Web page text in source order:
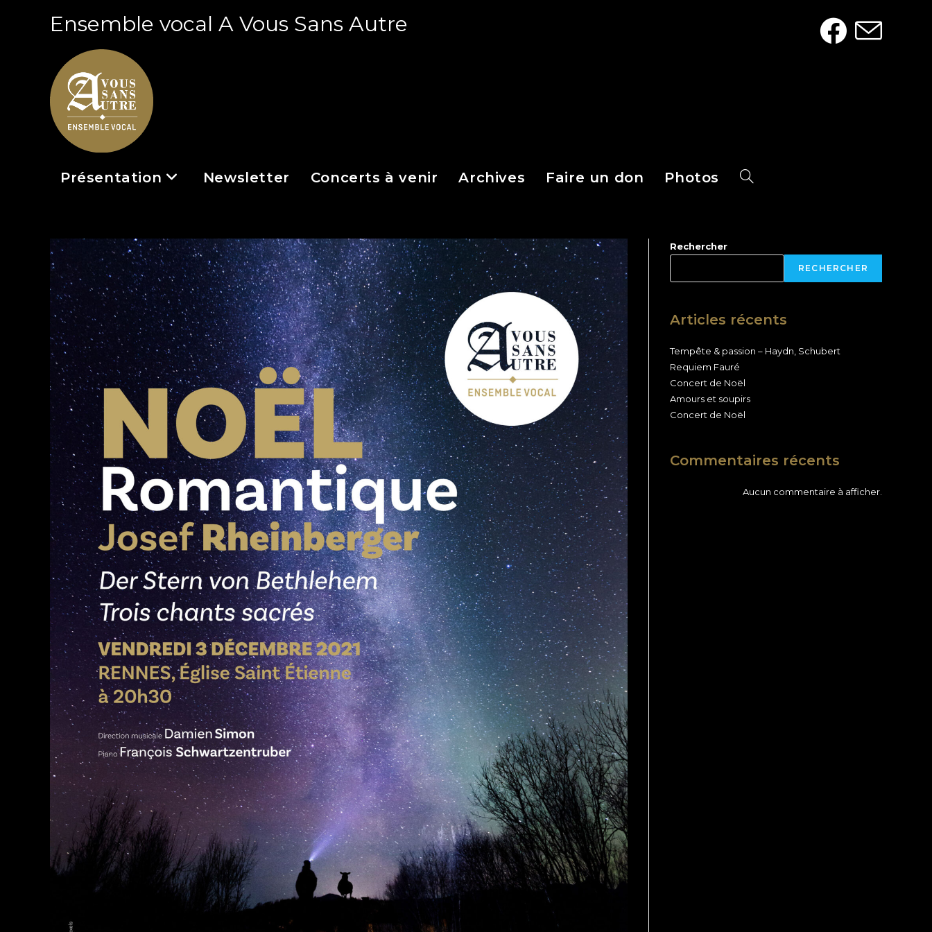
Ensemble vocal A Vous Sans Autre
Présentation Newsletter Concerts à venir Archives Faire un don Photos
Rechercher
RECHERCHER
Articles récents
Tempête & passion – Haydn, Schubert
Requiem Fauré
Concert de Noël
Amours et soupirs
Concert de Noël
Commentaires récents
Aucun commentaire à afficher.